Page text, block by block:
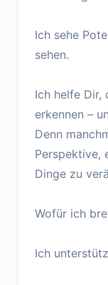
Ich sehe
sehen.
Ich helfe Dir,
erkennen –
Denn
Perspektive,
Dinge zu
Wofür ich
Ich